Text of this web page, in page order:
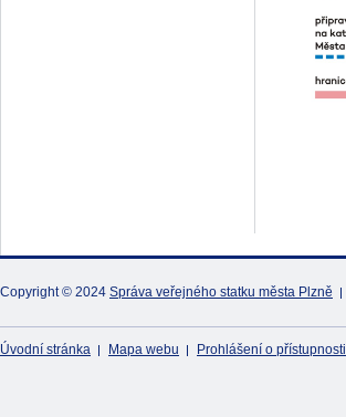
Copyright © 2024 Správa veřejného statku města Plzně
Úvodní stránka Mapa webu Prohlášení o přístupnosti